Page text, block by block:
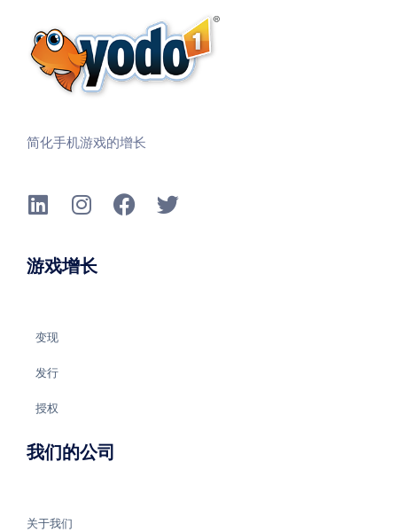
简化手机游戏的增长
游戏增长
变现
发行
授权
我们的公司
关于我们